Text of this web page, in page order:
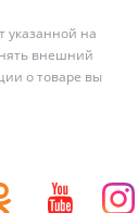
указанной на
внешний
о товаре вы